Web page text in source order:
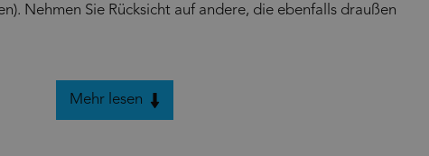
Nehmen Sie Rücksicht auf andere, die ebenfalls draußen
Mehr lesen